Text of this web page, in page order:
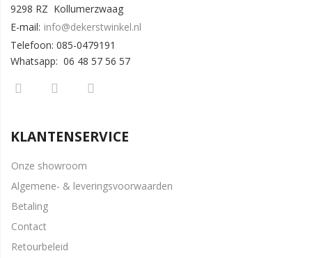
9298 RZ Kollumerzwaag
E-mail: info@dekerstwinkel.nl
Telefoon: 085-0479191
Whatsapp: 06 48 57 56 57
KLANTENSERVICE
Onze showroom
Algemene- & leveringsvoorwaarden
Betaling
Contact
Retourbeleid